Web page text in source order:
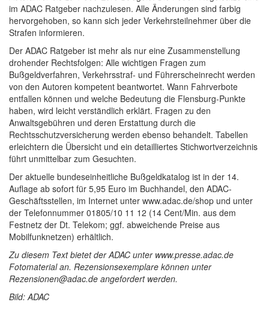
im ADAC Ratgeber nachzulesen. Alle Änderungen sind farbig
hervorgehoben, so kann sich jeder Verkehrsteilnehmer über die
Strafen informieren.
Der ADAC Ratgeber ist mehr als nur eine Zusammenstellung
drohender Rechtsfolgen: Alle wichtigen Fragen zum
Bußgeldverfahren, Verkehrsstraf- und Führerscheinrecht werden
von den Autoren kompetent beantwortet. Wann Fahrverbote
entfallen können und welche Bedeutung die Flensburg-Punkte
haben, wird leicht verständlich erklärt. Fragen zu den
Anwaltsgebühren und deren Erstattung durch die
Rechtsschutzversicherung werden ebenso behandelt. Tabellen
erleichtern die Übersicht und ein detailliertes Stichwortverzeichnis
führt unmittelbar zum Gesuchten.
Der aktuelle bundeseinheitliche Bußgeldkatalog ist in der 14.
Auflage ab sofort für 5,95 Euro im Buchhandel, den ADAC-
Geschäftsstellen, im Internet unter www.adac.de/shop und unter
der Telefonnummer 01805/10 11 12 (14 Cent/Min. aus dem
Festnetz der Dt. Telekom; ggf. abweichende Preise aus
Mobilfunknetzen) erhältlich.
Zu diesem Text bietet der ADAC unter www.presse.adac.de
Fotomaterial an. Rezensionsexemplare können unter
Rezensionen@adac.de angefordert werden.
Bild: ADAC